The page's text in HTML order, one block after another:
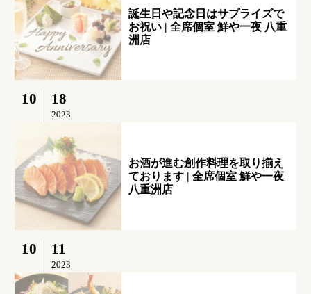
誕生日や記念日はサプライズで
お祝い | 全席個室 鮮や一夜 八重
洲店
10 18
2023
お酒が進む創作料理を取り揃え
ております | 全席個室 鮮や一夜
八重洲店
10 11
2023